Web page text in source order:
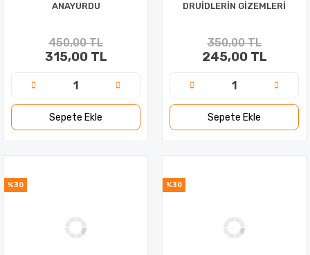
ANAYURDU
450,00 TL
315,00 TL
Sepete Ekle
DRUİDLERİN GİZEMLERİ
350,00 TL
245,00 TL
Sepete Ekle
%30 %30